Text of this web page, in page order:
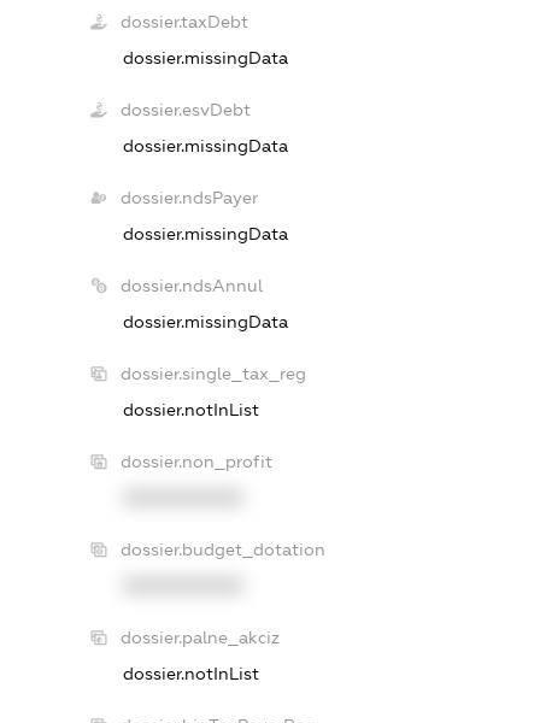
dossier.taxDebt
dossier.missingData
dossier.esvDebt
dossier.missingData
dossier.ndsPayer
dossier.missingData
dossier.ndsAnnul
dossier.missingData
dossier.single_tax_reg
dossier.notInList
dossier.non_profit
dossier.budget_dotation
dossier.palne_akciz
dossier.notInList